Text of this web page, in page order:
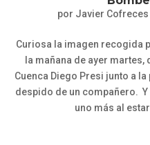
por Javier Cofreces
Curiosa la imagen recogida
la mañana de ayer
Cuenca Diego Presi junto a
despido de un compañero.
uno más al